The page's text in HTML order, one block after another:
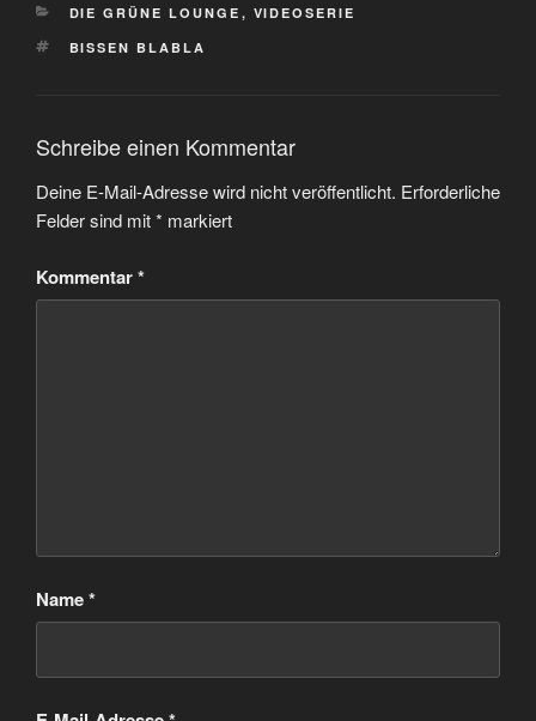
KATEGORIEN
DIE GRÜNE LOUNGE , VIDEOSERIE
SCHLAGWÖRTER
BISSEN BLABLA
Schreibe einen Kommentar
Deine E-Mail-Adresse wird nicht veröffentlicht. Erforderliche
Felder sind mit* markiert
Kommentar*
Name*